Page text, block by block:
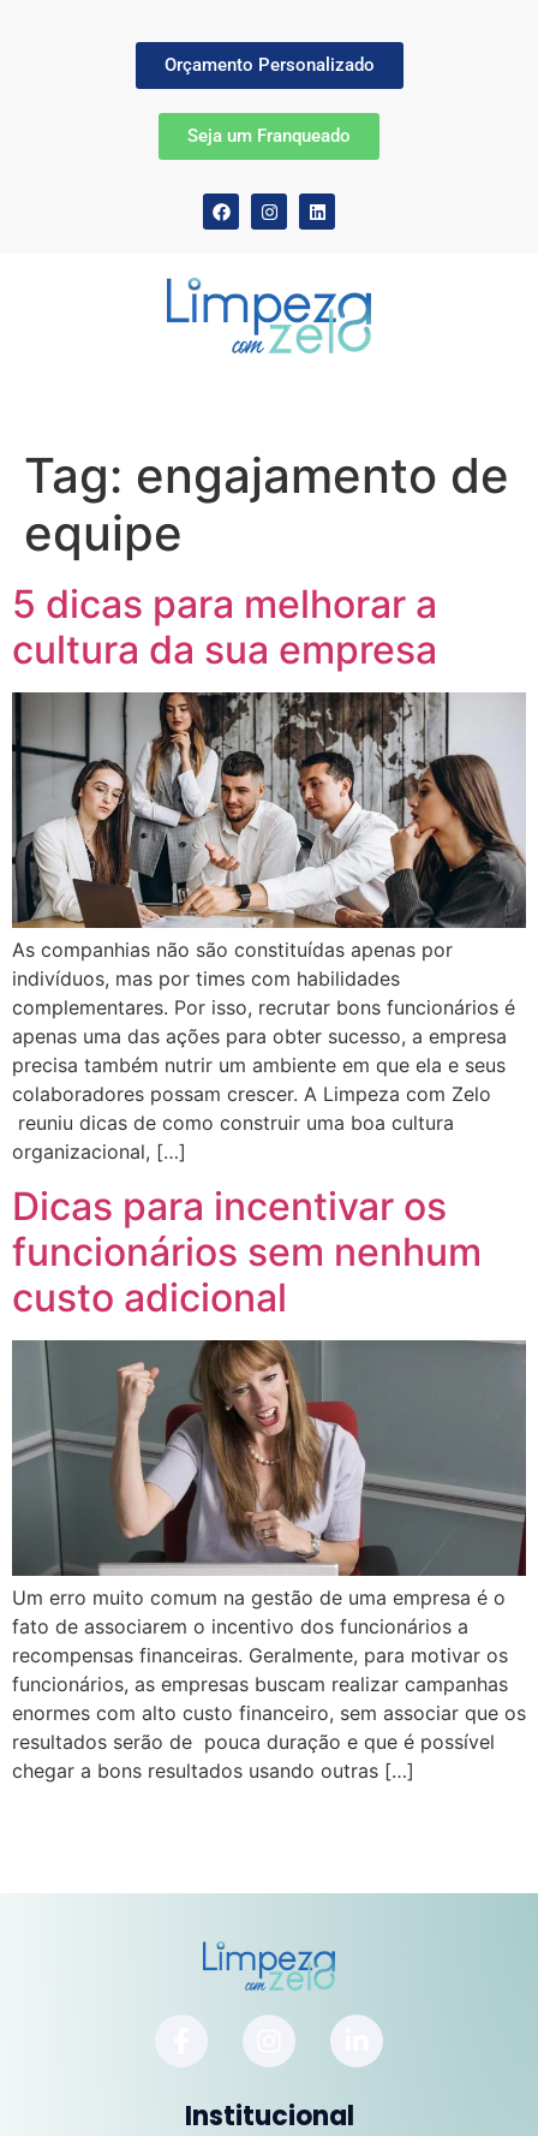
Orçamento Personalizado
Seja um Franqueado
Tag: engajamento de
equipe
5 dicas para melhorar a
cultura da sua empresa
As companhias não são constituídas apenas por
indivíduos, mas por times com habilidades
complementares. Por isso, recrutar bons funcionários é
apenas uma das ações para obter sucesso, a empresa
precisa também nutrir um ambiente em que ela e seus
colaboradores possam crescer. A Limpeza com Zelo
reuniu dicas de como construir uma boa cultura
organizacional, […]
Dicas para incentivar os
funcionários sem nenhum
custo adicional
Um erro muito comum na gestão de uma empresa é o
fato de associarem o incentivo dos funcionários a
recompensas financeiras. Geralmente, para motivar os
funcionários, as empresas buscam realizar campanhas
enormes com alto custo financeiro, sem associar que os
resultados serão de pouca duração e que é possível
chegar a bons resultados usando outras […]
Institucional